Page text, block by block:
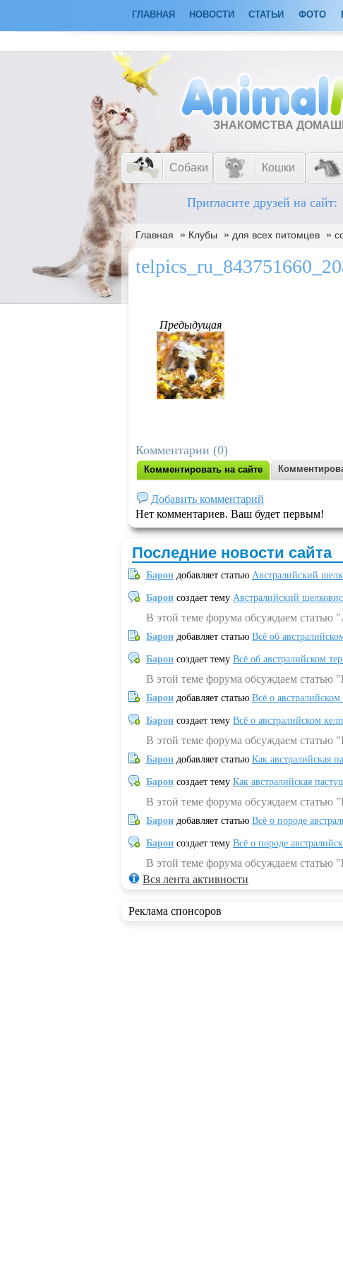
ГЛАВНАЯ НОВОСТИ СТАТЬИ ФОТО
ЗНАКОМСТВА
Собаки Кошки
Пригласите друзей на сайт:
Главная » Клубы » для всех питомцев »
Предыдущая
Комментарии (0)
Комментировать на сайте
Добавить комментарий
Нет комментариев. Ваш будет первым!
Последние новости сайта
Барон добавляет статью Австралийский
Барон создает тему Австралийский
В этой теме форума обсуждаем статью
Барон добавляет статью Всё об
Барон создает тему Всё об австралийском
В этой теме форума обсуждаем статью
Барон добавляет статью Всё о австралийском
Барон создает тему Всё о австралийском
В этой теме форума обсуждаем статью
Барон добавляет статью Как австралийская
Барон создает тему Как австралийская
В этой теме форума обсуждаем статью
Барон добавляет статью Всё о породе
Барон создает тему Всё о породе
В этой теме форума обсуждаем статью
Вся лента активности
Реклама спонсоров